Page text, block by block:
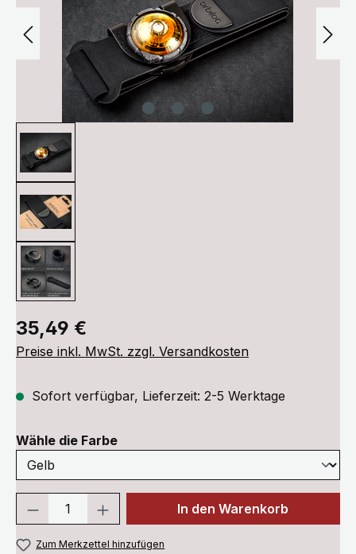
Regulärer Preis:
35,49 €
Preise inkl. MwSt. zzgl. Versandkosten
Sofort verfügbar, Lieferzeit: 2-5 Werktage
Wähle die Farbeauswählen
Produkt Anzahl: Gib denIn den Warenkorb
Zum Merkzettel hinzufügen